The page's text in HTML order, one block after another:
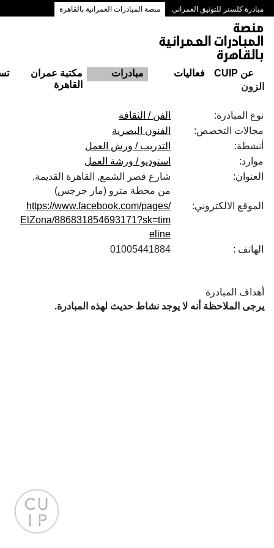
مبادرة كلستر للتوثيق العمراني منصة المبادرات العمرانية بالقاهرة
ممرات وسط البلد بالقاهرة
عن CUIP فعاليات مبادرات
مكتبة عمران
القاهرة
الزون
نوع المبادرة:
الفن / الثقافة
مجالات التخصص:
الفنون البصرية
أنشطة:
التدريب / ورش العمل
موارد:
استوديو / ورشة العمل
العنوان:
شارع قصر الشمع, القاهرة القديمة,
من محطة مترو (مار جرجس)
الموقع الالكتروني:
https://www.facebook.com/pages/
ElZona/886831854693171?sk=tim
eline
الهاتف :
01005441884
أهداف المبادرة
يرجى الملاحظة أنه لا يوجد نشاط حديث لهذه المبادرة.